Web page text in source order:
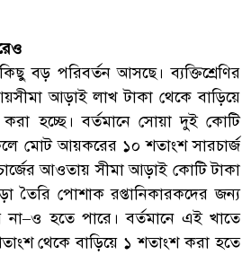
বড় পরিবর্তন আসছে। ব্যক্তিশ্রেণির
আড়াই লাখ টাকা থেকে বাড়িয়ে
হচ্ছে। বর্তমানে সোয়া দুই কোটি
মোট আয়করের ১০ শতাংশ সারচার্জ
আওতায় সীমা আড়াই কোটি টাকা
তৈরি পোশাক রপ্তানিকারকদের জন্য
হতে পারে। বর্তমানে এই খাতে
থেকে বাড়িয়ে ১ শতাংশ করা হতে